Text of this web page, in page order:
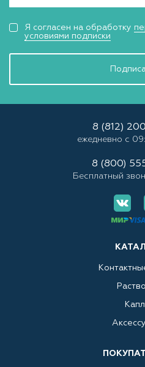
Я согласен на обработку
условиями подписки
8 (812)
ежедневно с
8 (800)
Бесплатный